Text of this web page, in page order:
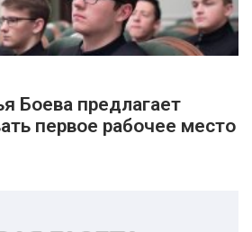
Боева предлагает
первое рабочее место